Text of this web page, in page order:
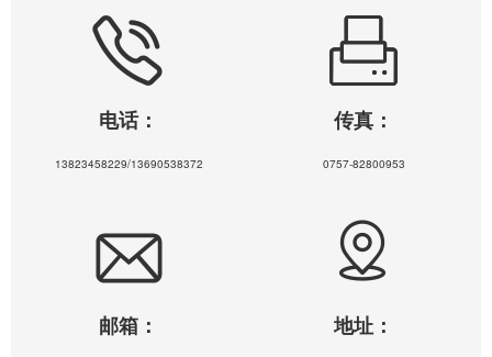
电话：
13823458229/13690538372
传真：
0757-82800953
邮箱： 地址：